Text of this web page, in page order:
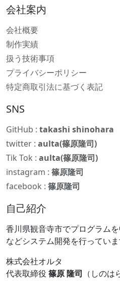
会社案内
会社概要
制作実績
扱う技術事項
プライバシーポリシー
特定商取引法に基づく表記
SNS
GitHub : takashi shinohara
twitter : aulta(篠原隆司)
Tik Tok : aulta(篠原隆司)
instagram : 篠原隆司
facebook : 篠原隆司
自己紹介
香川県観音寺市でプログラム
などシステム開発を行っていま
株式会社オルタ
代表取締役 篠原 隆司 （しのは